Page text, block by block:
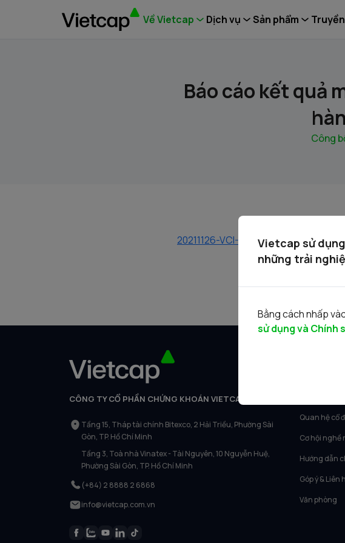
Về Vietcap Dịch vụ Sản phẩm
Báo cáo kết quả
Công
20211126-VCI-Bao Cao ket qua mua
CÔNG TY CỔ PHẦN CHỨNG KHOÁN VIETCAP
Tầng 15, Tháp tài chính Bitexco, 2 Hải Triều, Phường Sài
Gòn, TP. Hồ Chí Minh
Tầng 3, Toà nhà Vinatex - Tài Nguyên, 10 Nguyễn Huệ,
Phường Sài Gòn, TP. Hồ Chí Minh
(+84) 2 8888 2 6868
info@vietcap.com.vn
Quan hệ cổ
Cơ hội nghề
Hướng dẫn
Góp ý & Liên
Văn phòng
Vietcap sử
những trải
Bằng cách nhấp
sử dụng và Chính